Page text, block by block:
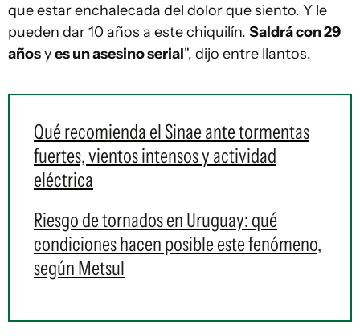
que estar enchalecada del dolor que siento. Y le
pueden dar 10 años a este chiquilín. Saldrá con 29
añosyes un asesino serial", dijo entre llantos.
Qué recomienda el Sinae ante tormentas
fuertes, vientos intensos y actividad
eléctrica
Riesgo de tornados en Uruguay: qué
condiciones hacen posible este fenómeno,
según Metsul